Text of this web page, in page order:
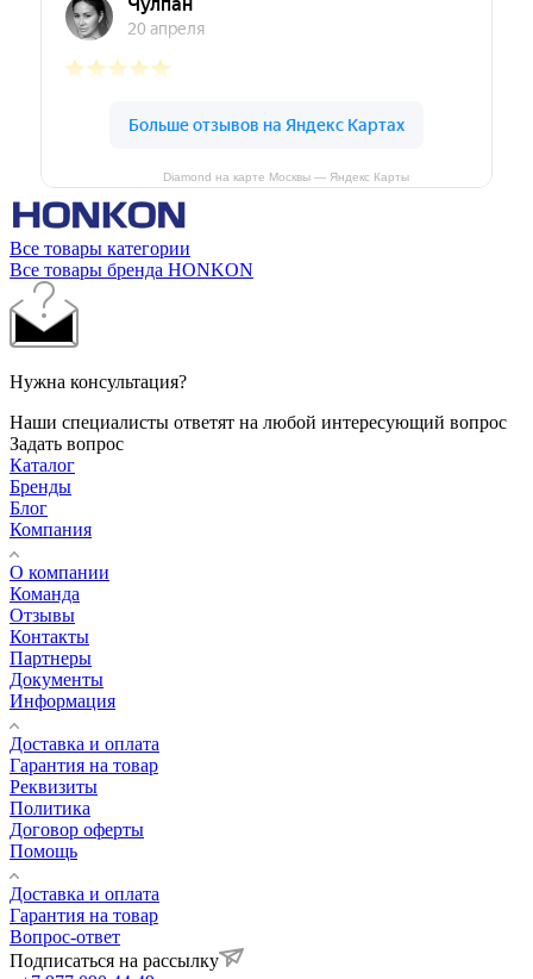
Diamond на карте Москвы — Яндекс Карты
Все товары категории
Все товары бренда HONKON
Нужна консультация?
Наши специалисты ответят на любой интересующий вопрос
Задать вопрос
Каталог
Бренды
Блог
Компания
О компании
Команда
Отзывы
Контакты
Партнеры
Документы
Информация
Доставка и оплата
Гарантия на товар
Реквизиты
Политика
Договор оферты
Помощь
Доставка и оплата
Гарантия на товар
Вопрос-ответ
Подписаться на рассылку